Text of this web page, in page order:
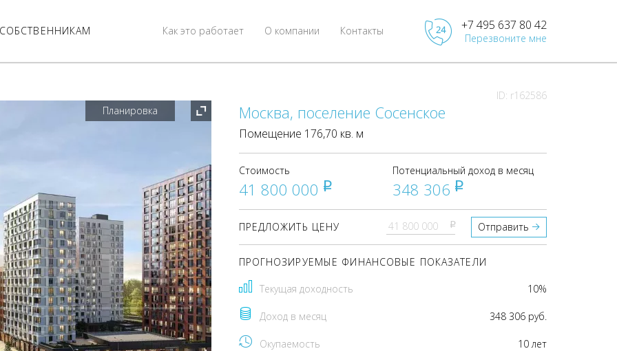
Контакты
О компании
Как это работает +7 495 637 80 42
Перезвоните мне
ID: r162586
Планировка
Москва, поселение Сосенское
Помещение 176,70 кв. м
Стоимость
41 800 000 pуб
Потенциальный доход в месяц
348 306 pуб
ПРЕДЛОЖИТЬ ЦЕНУ pуб Отправить
ПРОГНОЗИРУЕМЫЕ ФИНАНСОВЫЕ ПОКАЗАТЕЛИ
Текущая доходность 10%
Доход в месяц 348 306 руб.
Окупаемость 10 лет